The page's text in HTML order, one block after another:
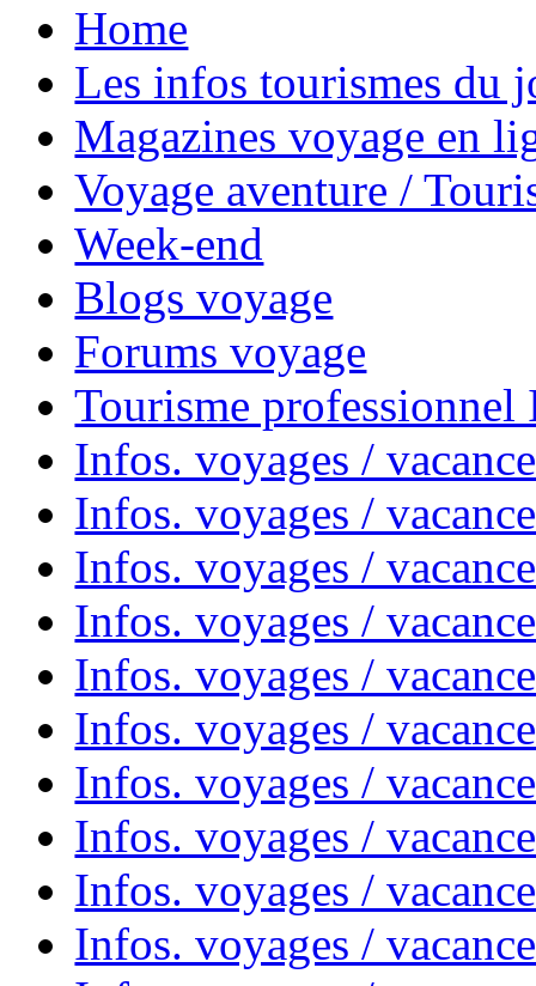
Home
Les infos tourismes du
Magazines voyage en
Voyage aventure /
Week-end
Blogs voyage
Forums voyage
Tourisme
Infos. voyages /
Infos. voyages /
Infos. voyages /
Infos. voyages /
Infos. voyages /
Infos. voyages /
Infos. voyages /
Infos. voyages /
Infos. voyages /
Infos. voyages /